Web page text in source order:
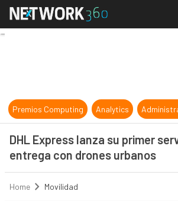
DHL Express
Premios Computing Analytics
DHL Express lanza su primer
entrega con drones urbanos
Home Movilidad